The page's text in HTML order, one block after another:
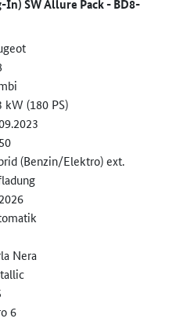
In) SW Allure Pack - BD8-
kW (180 PS)
(Benzin/Elektro) ext.
Nera
6